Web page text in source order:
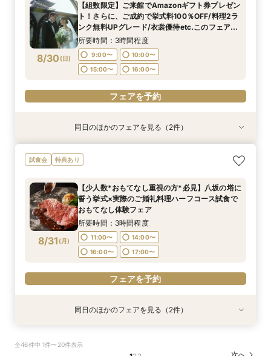
8/29(土)
広がる相談会。初めての見学にオススメ*結婚式
準備スタートフェア◎
所要時間：3時間程度
9:00〜
10:00〜
15:00〜
16:00〜
フェアを予約
8/29(土)
所要時間：3時間程度
9:00〜
10:00〜
15:00〜
16:00〜
フェアを予約
8/29(土)
所要時間：3時間程度
9:00〜
10:00〜
15:00〜
16:00〜
フェアを予約
8/30 (日)
【組数限定】ご来館でAmazonギフト券プレゼン
ト！さらに、ご成約で挙式料100％OFF/料理2ラ
ンク無料UPグレード/衣裳優待etc.このフェア限
定の特典付リニューアル記念フェア◎
所要時間：3時間程度
9:00〜
10:00〜
15:00〜
16:00〜
フェアを予約
特典あり
8/30(日)
【初見学でも安心】気軽に見学OK！八坂の塔を
目の前に仰ぐチャペルへの入場体験付*ハープや
広がる相談会。初めての見学にオススメ*結婚式
準備スタートフェア◎
所要時間：3時間程度
9:00〜
10:00〜
15:00〜
16:00〜
フェアを予約
特典あり
8/30(日)
【少人数*おもてなし重視の方*必見】6名～
OK！少人数婚相談会◆八坂の塔に誓う挙式会場
おもてなし体験フェア
所要時間：3時間程度
9:00〜
10:00〜
15:00〜
16:00〜
フェアを予約
同日のほかのフェアを見る（2件）
試食会 特典あり
8/31 (月)
【少人数*おもてなし重視の方*必見】八坂の塔に
誓う挙式×実際のご婚礼料理ハーフコース試食で
おもてなし体験フェア
所要時間：3時間程度
11:00〜
14:00〜
16:00〜
17:00〜
フェアを予約
特典あり
タートフェア
特典あり
ト！さらに、ご成約で挙式料100％OFF/料理2ラ
同日のほかのフェアを見る（2件）
全46件中 1件〜20件表示